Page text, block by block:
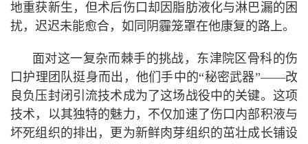
地重获新生，但术后伤口却因脂肪液化与淋巴漏的困
扰，迟迟未能愈合，如同阴霾笼罩在他康复的路上。
面对这一复杂而棘手的挑战，东津院区骨科的伤
口护理团队挺身而出，他们手中的“秘密武器”——改
良负压封闭引流技术成为了这场战役中的关键。这项
技术，以其独特的魅力，不仅加速了伤口内部积液与
坏死组织的排出，更为新鲜肉芽组织的茁壮成长铺设